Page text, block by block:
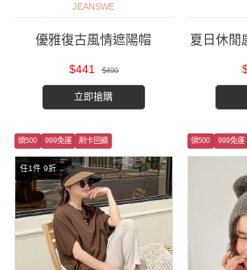
JEANSWE
優雅復古風情遮陽帽
$441 $490
立即搶購
夏日休閒
任1件 9折
領500 999免運 刷卡回饋 領500 999免運